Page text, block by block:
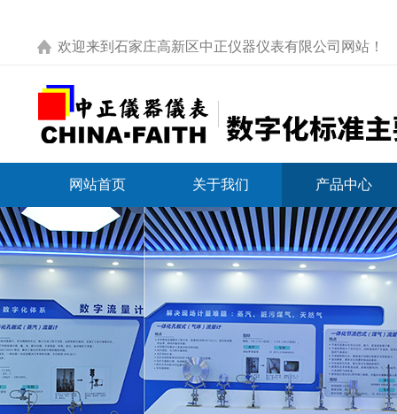
欢迎来到 石家庄高新区中正仪器仪表有限公司网站 ！
网站首页 关于我们 产品中心